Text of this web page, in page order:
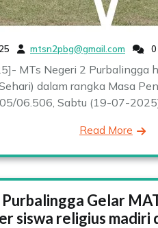
mtsn2pbg@gmail.com
MTs Negeri 2 Purbalingga
dalam rangka Masa
06.506, Sabtu (19-07-
Read More
Gelar
siswa religius madiri